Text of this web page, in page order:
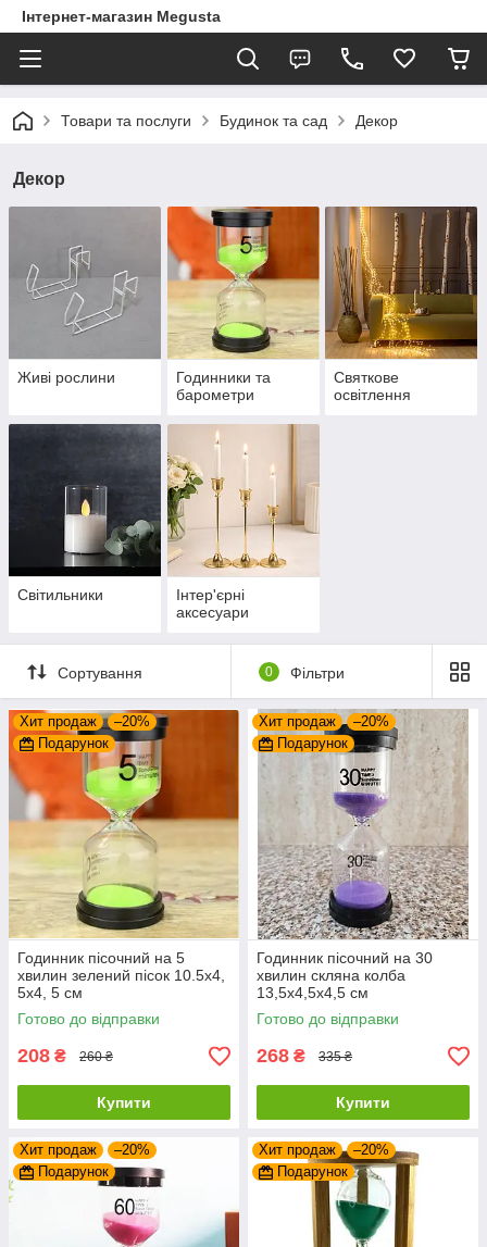
Інтернет-магазин Megusta
Товари та послуги Будинок та сад Декор
Декор
Живі рослини
Годинники та
барометри
Святкове
освітлення
Світильники
Інтер'єрні
аксесуари
Сортування 0 Фільтри
Хит продаж
–20%
Подарунок
Годинник пісочний на 5
хвилин зелений пісок 10.5х4,
5х4, 5 см
Готово до відправки
208 ₴ 260 ₴
Купити
Хит продаж
–20%
Подарунок
Годинник пісочний на 30
хвилин скляна колба
13,5х4,5х4,5 см
Готово до відправки
268 ₴ 335 ₴
Купити
Хит продаж
–20%
Подарунок
Хит продаж
–20%
Подарунок